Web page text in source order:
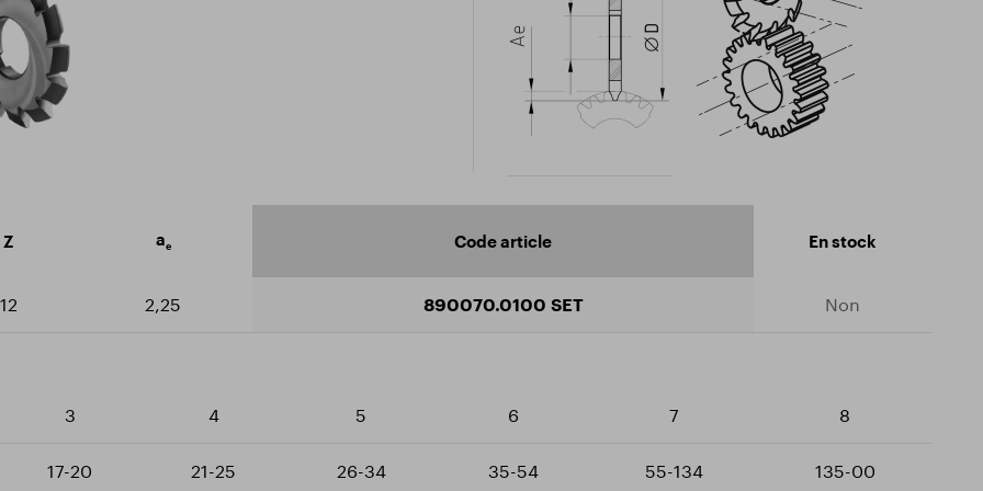
ISO 9001:2015
le catalogue
Z ae Code article En stock
12 2,25 890070.0100 SET Non
3 4 5 6 7 8
17-20 21-25 26-34 35-54 55-134 135-00